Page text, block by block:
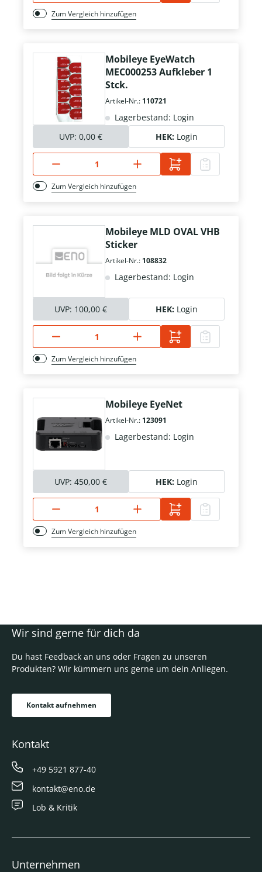
Zum Vergleich hinzufügen
Mobileye EyeWatch
MEC000253 Aufkleber 1
Stck.
Artikel-Nr.: 110721
Lagerbestand: Login
UVP: 0,00 € HEK: Login
Zum Vergleich hinzufügen
Mobileye MLD OVAL VHB
Sticker
Artikel-Nr.: 108832
Lagerbestand: Login
UVP: 100,00 € HEK: Login
Zum Vergleich hinzufügen
Mobileye EyeNet
Artikel-Nr.: 123091
Lagerbestand: Login
UVP: 450,00 € HEK: Login
Zum Vergleich hinzufügen
Wir sind gerne für dich da
Du hast Feedback an uns oder Fragen zu unseren
Produkten? Wir kümmern uns gerne um dein Anliegen.
Kontakt aufnehmen
Kontakt
+49 5921 877-40
kontakt@eno.de
Lob & Kritik
Unternehmen